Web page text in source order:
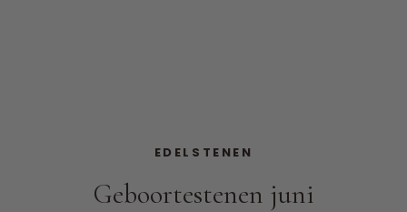
EDELSTENEN
Geboortestenen juni